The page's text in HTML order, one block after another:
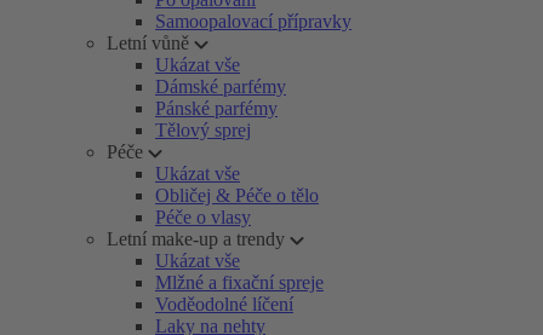
Samoopalovací přípravky
Letní vůně
Ukázat vše
Dámské parfémy
Pánské parfémy
Tělový sprej
Péče
Ukázat vše
Obličej & Péče o tělo
Péče o vlasy
Letní make-up a trendy
Ukázat vše
Mlžné a fixační spreje
Voděodolné líčení
Laky na nehty